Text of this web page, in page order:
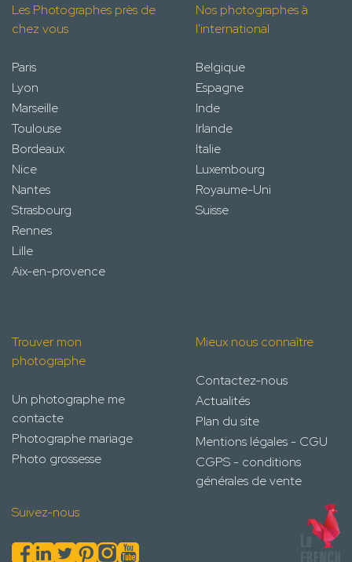
Les Photographes près de
chez vous
Paris
Lyon
Marseille
Toulouse
Bordeaux
Nice
Nantes
Strasbourg
Rennes
Lille
Aix-en-provence
Nos photographes à
l'international
Belgique
Espagne
Inde
Irlande
Italie
Luxembourg
Royaume-Uni
Suisse
Trouver mon
photographe
Un photographe me
contacte
Photographe mariage
Photo grossesse
Mieux nous connaître
Contactez-nous
Actualités
Plan du site
Mentions légales - CGU
CGPS - conditions
générales de vente
Suivez-nous